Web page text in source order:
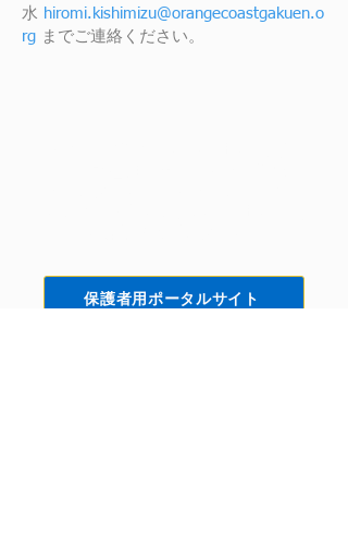
水 hiromi.kishimizu@orangecoastgakuen.o
rg までご連絡ください。
保護者用ポータルサイト